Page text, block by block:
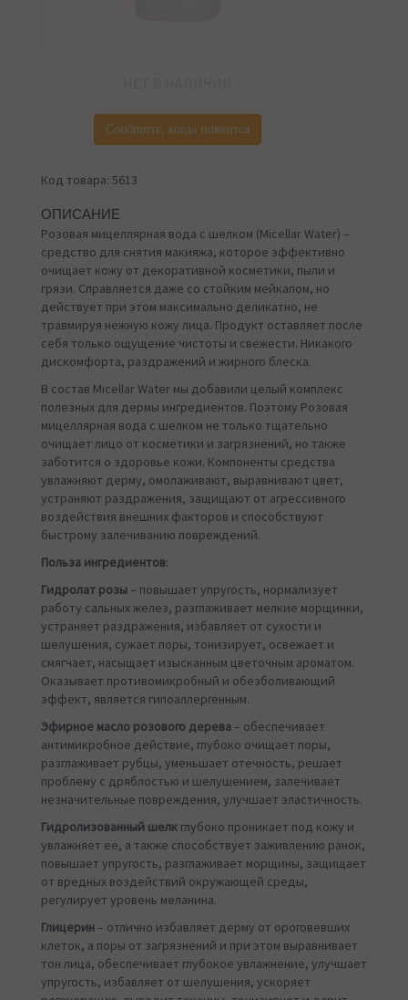
Сообщите, когда появится
Код товара: 5613
ОПИСАНИЕ
Розовая мицеллярная вода с шелком (Micellar Water) –
средство для снятия макияжа, которое эффективно
очищает кожу от декоративной косметики, пыли и
грязи. Справляется даже со стойким мейкапом, но
действует при этом максимально деликатно, не
травмируя нежную кожу лица. Продукт оставляет после
себя только ощущение чистоты и свежести. Никакого
дискомфорта, раздражений и жирного блеска.
В состав Micellar Water мы добавили целый комплекс
полезных для дермы ингредиентов. Поэтому Розовая
мицеллярная вода с шелком не только тщательно
очищает лицо от косметики и загрязнений, но также
заботится о здоровье кожи. Компоненты средства
увлажняют дерму, омолаживают, выравнивают цвет,
устраняют раздражения, защищают от агрессивного
воздействия внешних факторов и способствуют
быстрому залечиванию повреждений.
Польза ингредиентов:
Гидролат розы – повышает упругость, нормализует
работу сальных желез, разглаживает мелкие морщинки,
устраняет раздражения, избавляет от сухости и
шелушения, сужает поры, тонизирует, освежает и
смягчает, насыщает изысканным цветочным ароматом.
Оказывает противомикробный и обезболивающий
эффект, является гипоаллергенным.
Эфирное масло розового дерева – обеспечивает
антимикробное действие, глубоко очищает поры,
разглаживает рубцы, уменьшает отечность, решает
проблему с дряблостью и шелушением, залечивает
незначительные повреждения, улучшает эластичность.
Гидролизованный шелк глубоко проникает под кожу и
увлажняет ее, а также способствует заживлению ранок,
повышает упругость, разглаживает морщины, защищает
от вредных воздействий окружающей среды,
регулирует уровень меланина.
Глицерин – отлично избавляет дерму от ороговевших
клеток, а поры от загрязнений и при этом выравнивает
тон лица, обеспечивает глубокое увлажнение, улучшает
упругость, избавляет от шелушения, ускоряет